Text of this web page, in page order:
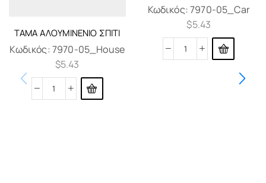
ΤΆΜΑ ΑΛΟΥΜΙΝΈΝΙΟ ΣΠΊΤΙ
Κωδικός: 7970-05_House
$5.43
Κωδικός:7970-05_Car
$5.43